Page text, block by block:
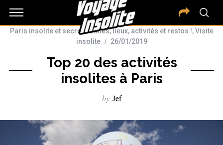
Paris insolite et secret : visites, lieux, activités et restos !,Visite
insolite
26/01/2019
Top 20 des activités
insolites à Paris
by Jef